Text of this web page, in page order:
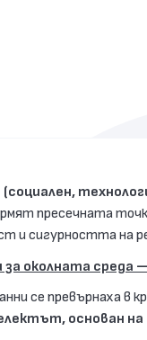
(социален,
пресечната
и сигурността на
за околната
се превърнаха в
основан на